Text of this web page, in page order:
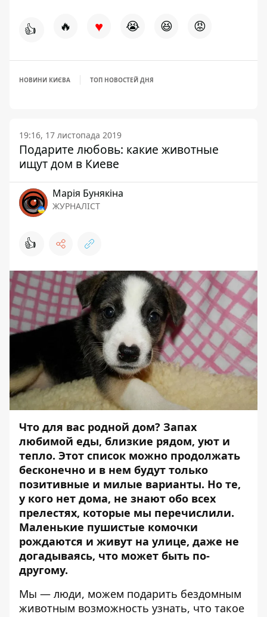
👍 🔥 ♥ 😭 😆 😡
НОВИНИ КИЄВА ТОП НОВОСТЕЙ ДНЯ
19:16, 17 листопада 2019
Подарите любовь: какие животные
ищут дом в Киеве
Марія Бунякіна
ЖУРНАЛІСТ
👍
Что для вас родной дом? Запах
любимой еды, близкие рядом, уют и
тепло. Этот список можно продолжать
бесконечно и в нем будут только
позитивные и милые варианты. Но те,
у кого нет дома, не знают обо всех
прелестях, которые мы перечислили.
Маленькие пушистые комочки
рождаются и живут на улице, даже не
догадываясь, что может быть по-
другому.
Мы — люди, можем подарить бездомным
животным возможность узнать, что такое